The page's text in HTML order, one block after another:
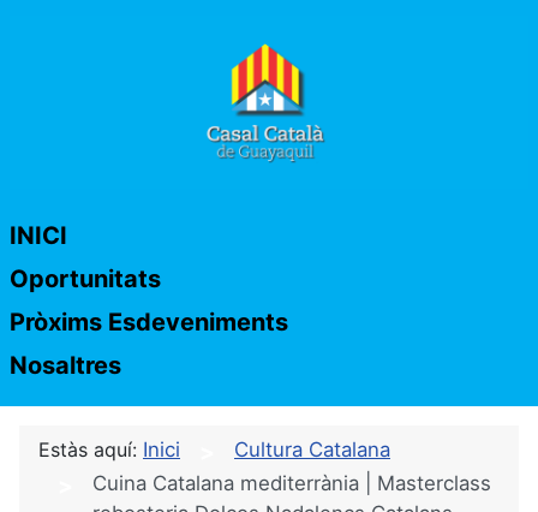
INICI
Oportunitats
Pròxims Esdeveniments
Nosaltres
Estàs aquí: Inici
Cultura Catalana
Cuina Catalana mediterrània | Masterclass